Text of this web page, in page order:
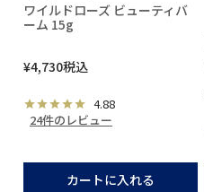
ワイルドローズ ビューティバ
ーム 15g
¥4,730税込
4.88
24件のレビュー
カートに入れる